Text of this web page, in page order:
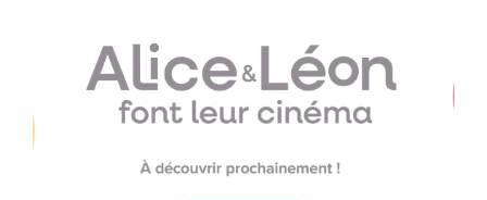
cinéma »